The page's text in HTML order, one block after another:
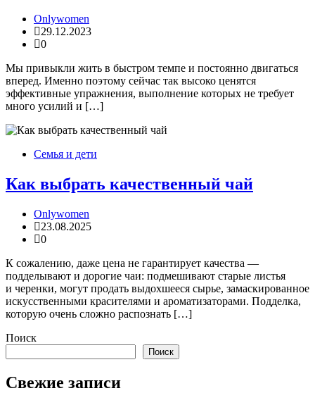
Onlywomen
29.12.2023
0
Мы привыкли жить в быстром темпе и постоянно двигаться
вперед. Именно поэтому сейчас так высоко ценятся
эффективные упражнения, выполнение которых не требует
много усилий и […]
Семья и дети
Как выбрать качественный чай
Onlywomen
23.08.2025
0
К сожалению, даже цена не гарантирует качества —
подделывают и дорогие чаи: подмешивают старые листья
и черенки, могут продать выдохшееся сырье, замаскированное
искусственными красителями и ароматизаторами. Подделка,
которую очень сложно распознать […]
Поиск
Поиск
Свежие записи